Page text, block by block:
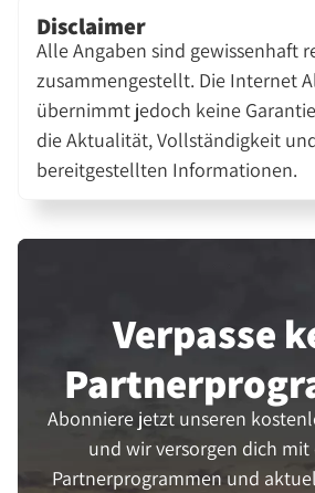
Disclaimer
Alle Angaben sind gewissenhaft
zusammengestellt. Die Internet
übernimmt jedoch keine
die Aktualität, Vollständigkeit
bereitgestellten Informationen.
Verpasse
Abonniere jetzt unseren
und wir versorgen dich mit
Partnerprogrammen und